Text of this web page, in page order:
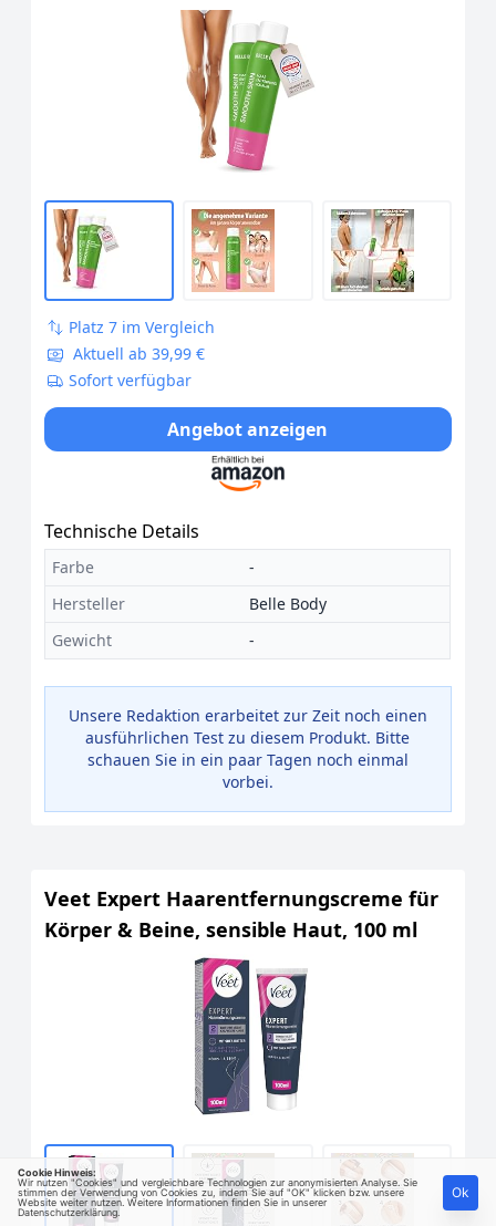
Platz 7 im Vergleich
Aktuell ab 39,99 €
Sofort verfügbar
Angebot anzeigen
Technische Details
Farbe
-
Hersteller
Belle Body
Gewicht
-
Unsere Redaktion erarbeitet zur Zeit noch einen
ausführlichen Test zu diesem Produkt. Bitte
schauen Sie in ein paar Tagen noch einmal
vorbei.
Veet Expert Haarentfernungscreme für
Körper & Beine, sensible Haut, 100 ml
Cookie Hinweis:
Wir nutzen "Cookies" und vergleichbare Technologien zur anonymisierten Analyse. Sie
stimmen der Verwendung von Cookies zu, indem Sie auf "OK" klicken bzw. unsere
Website weiter nutzen. Weitere Informationen finden Sie in unserer
Datenschutzerklärung
Ok